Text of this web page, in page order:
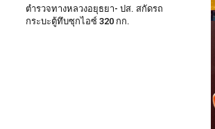
ตำรวจทางหลวงอยุธยา- ปส. สกัดรถ
กระบะตู้ทึบซุกไอซ์ 320 กก.